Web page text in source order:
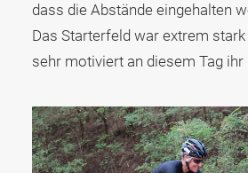
dass die Abstände eingehalten
Das Starterfeld war extrem
sehr motiviert an diesem Tag ihr